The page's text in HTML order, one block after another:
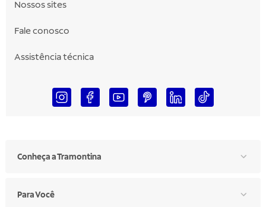
Nossos sites
Fale conosco
Assistência técnica
Conheça a Tramontina
Para Você